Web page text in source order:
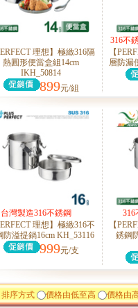
理想】極緻316隔
熱圓形便當盒組14cm
IKH_50814
899元/組
316不
【
層防漏
台灣製造316不銹鋼
理想】極緻316不
防溢提鍋16cm KH_53116
999元/支
316
【
銹鋼
排序方式 價格由低至高 價格由